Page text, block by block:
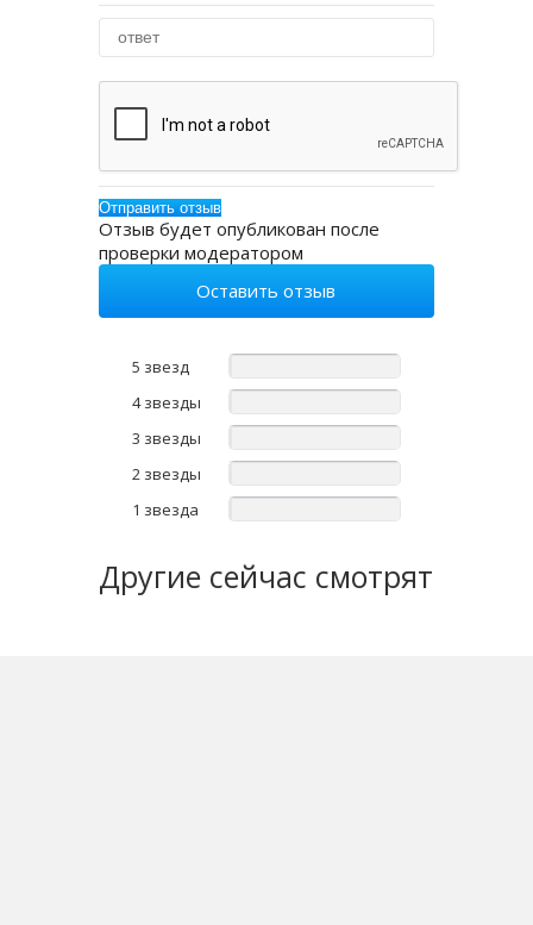
Отзыв будет опубликован после
проверки модератором
Оставить отзыв
5 звезд
4 звезды
3 звезды
2 звезды
1 звезда
Другие сейчас смотрят